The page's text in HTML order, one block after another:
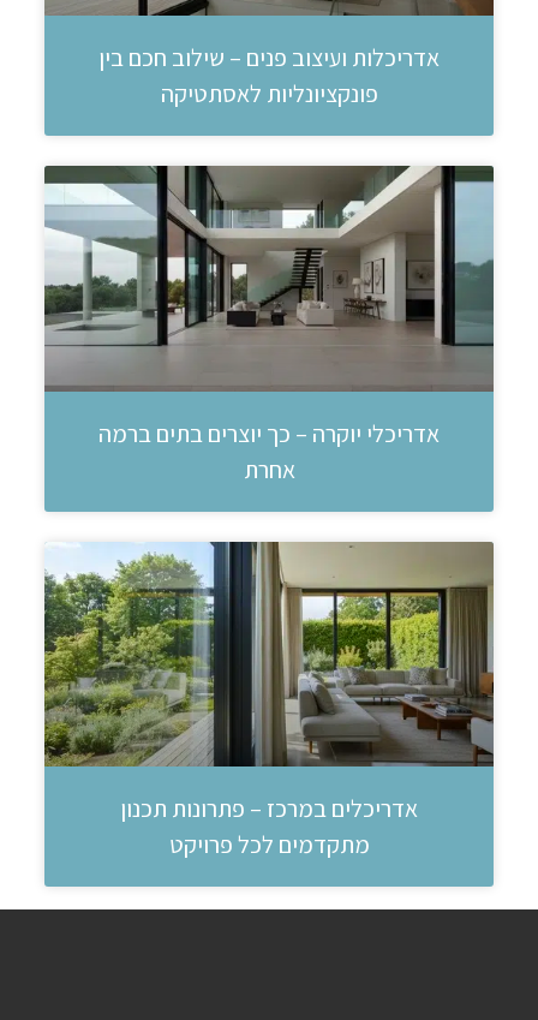
אדריכלות ועיצוב פנים – שילוב חכם בין
פונקציונליות לאסתטיקה
אדריכלי יוקרה – כך יוצרים בתים ברמה
אחרת
אדריכלים במרכז – פתרונות תכנון
מתקדמים לכל פרויקט